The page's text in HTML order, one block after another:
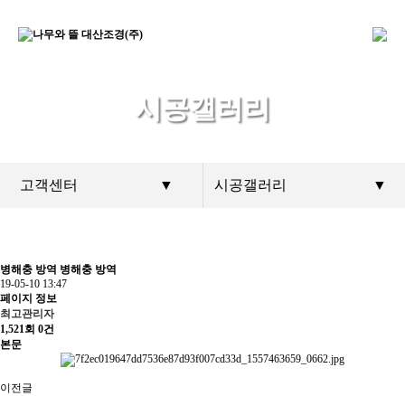
시공갤러리
고객센터 ▼ 시공갤러리 ▼
병해충 방역 병해충 방역
19-05-10 13:47
페이지 정보
최고관리자
1,521회 0건
본문
이전글